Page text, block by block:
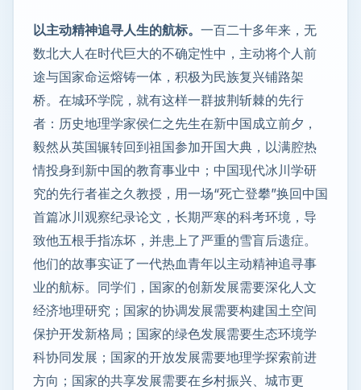
以主动精神追寻人生的航标。 一百二十多年来，无
数北大人在时代巨大的不确定性中，主动将个人前
途与国家命运熔铸一体，积极为民族复兴铺路架
桥。在城环学院，就有这样一群披荆斩棘的先行
者：历史地理学家侯仁之先生在新中国成立前夕，
毅然从英国辗转回到祖国参加开国大典，以满腔热
情投身到新中国的教育事业中；中国现代冰川学研
究的先行者崔之久教授，用一场“死亡登攀”换回中国
首篇冰川观察纪录论文，长期严寒的科考环境，导
致他五根手指冻坏，并患上了严重的雪盲后遗症。
他们的故事实证了一代热血青年以主动精神追寻事
业的航标。同学们，国家的创新发展需要深化人文
经济地理研究；国家的协调发展需要构建国土空间
保护开发新格局；国家的绿色发展需要生态环境学
科协同发展；国家的开放发展需要地理学探索前进
方向；国家的共享发展需要在乡村振兴、城市更